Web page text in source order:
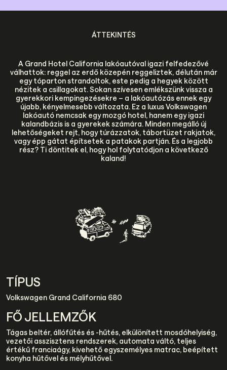
ÁTTEKINTÉS
A Grand Hotel California lakóautóval igazi felfedezővé
válhattok: reggel az erdő közepén reggeliztek, délután már
egy tóparton strandoltok, este pedig a hegyek között
nézitek a csillagokat. Sokan szívesen emlékszünk vissza a
gyerekkori kempingezésekre – a lakóautózás ennek egy
újabb, kényelmesebb változata. Ez a luxus Volkswagen
lakóautó nemcsak egy mozgó hotel, hanem egy igazi
kalandbázis is a gyerekek számára. Minden megálló új
lehetőségeket rejt, hogy túrázzatok, tábortüzet rakjatok,
vagy épp gátat építsetek a patakok partján. És a legjobb
rész? Ti döntitek el, hogy hol folytatódjon a következő
kaland!
TÍPUS
Volkswagen Grand California 680
FŐ JELLEMZŐK
Tágas beltér, állófűtés és -hűtés, elkülönített mosdóhelyiség,
vezetői asszisztens rendszerek, automata váltó, teljes
értékű franciaágy, kivehető egyszemélyes matrac, beépített
konyha hűtővel és mélyhűtővel.